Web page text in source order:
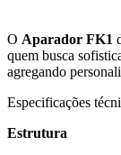
O Aparador FK1
quem busca
agregando
Especificações
Estrutura